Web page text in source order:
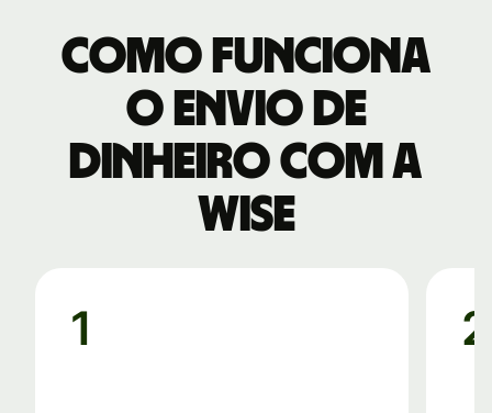
Como funciona
o envio de
dinheiro com a
Wise
1 2